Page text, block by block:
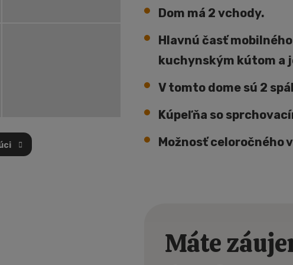
Dom má 2 vchody.
Hlavnú časť
kuchynským kútom a
V tomto dome sú 2
Kúpeľňa so
Možnosť celoročného
Máte